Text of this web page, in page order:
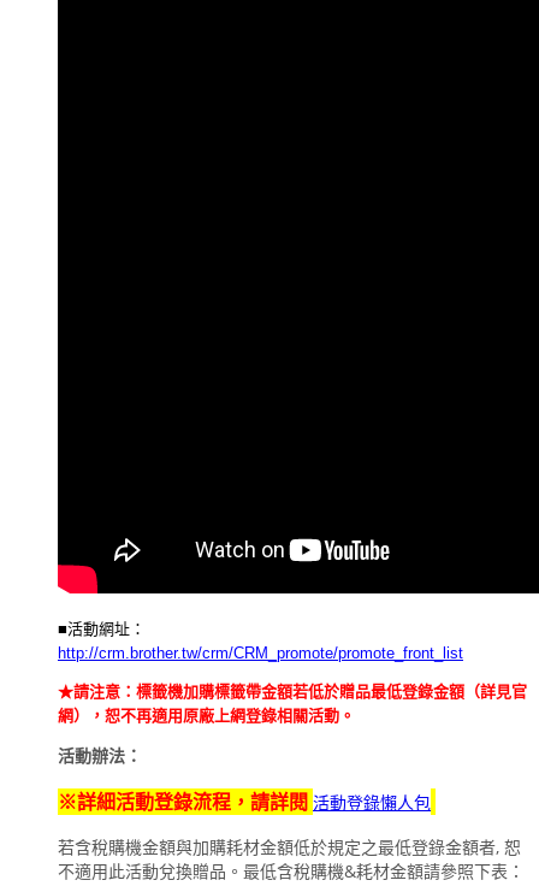
■活動網址：
http://crm.brother.tw/crm/CRM_promote/promote_front_list
★請注意：標籤機加購標籤帶金額若低於贈品最低登錄金額（詳見官
網），恕不再適用原廠上網登錄相關活動。
活動辦法：
※詳細活動登錄流程，請詳閱 活動登錄懶人包
若含稅購機金額與加購耗材金額低於規定之最低登錄金額者, 恕
不適用此活動兌換贈品。最低含稅購機&耗材金額請參照下表：